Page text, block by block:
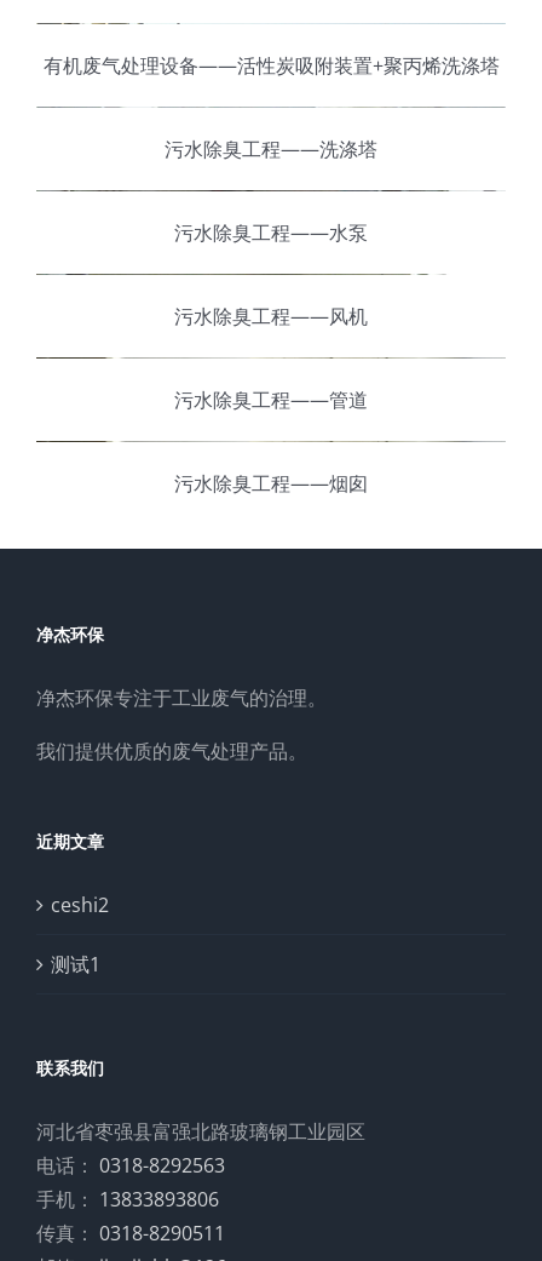
有机废气处理设备——活性炭吸附装置+聚丙烯洗涤塔
污水除臭工程——洗涤塔
污水除臭工程——水泵
污水除臭工程——风机
污水除臭工程——管道
污水除臭工程——烟囱
净杰环保
净杰环保专注于工业废气的治理。
我们提供优质的废气处理产品。
近期文章
ceshi2
测试1
联系我们
河北省枣强县富强北路玻璃钢工业园区
电话： 0318-8292563
手机： 13833893806
传真： 0318-8290511